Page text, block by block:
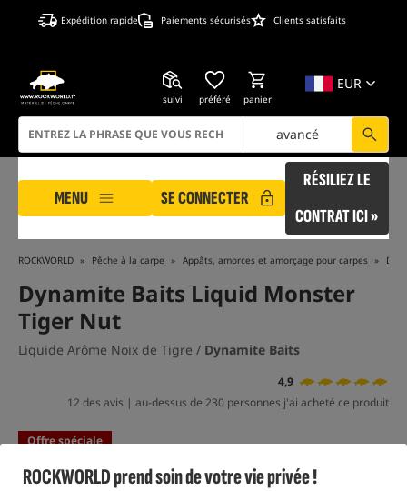
ROCKWORLD prend soin de votre vie privée !
Expédition rapide Paiements sécurisés Clients satisfaits
EUR
suivi préféré panier
avancé
MENU SE CONNECTER
RÉSILIEZ LE
CONTRAT ICI »
ROCKWORLD Pêche à la carpe Appâts, amorces et amorçage pour carpes
Dynamite Baits Liquid Monster
Tiger Nut
Liquide Arôme Noix de Tigre / Dynamite Baits
4,9
12 des avis | au-dessus de 230 personnes j'ai acheté ce produit
Offre spéciale